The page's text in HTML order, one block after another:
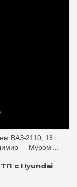
ВАЗ-2110, 18
— Муром ...
с Hyundai